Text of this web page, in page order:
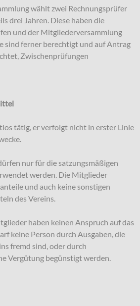
wählt zwei Rechnungsprüfer
drei Jahren. Diese haben die
und der Mitgliederversammlung
sind ferner berechtigt und auf Antrag
Zwischenprüfungen
tätig, er verfolgt nicht in erster Linie
nur für die satzungsmäßigen
werden. Die Mitglieder
und auch keine sonstigen
des Vereins.
haben keinen Anspruch auf das
keine Person durch Ausgaben, die
fremd sind, oder durch
Vergütung begünstigt werden.